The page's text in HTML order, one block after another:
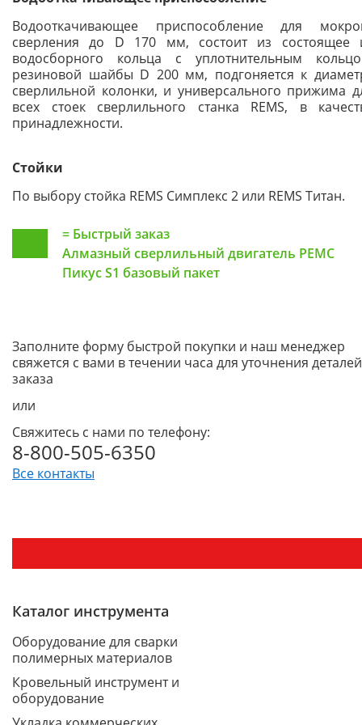
Водооткачивающее приспособление для
сверления до D 170 мм, состоит из состоящее
водосборного кольца с уплотнительным
резиновой шайбы D 200 мм, подгоняется к
сверлильной колонки, и универсального прижима
всех стоек сверлильного станка REMS, в
принадлежности.
Стойки
По выбору стойка REMS Симплекс 2 или REMS Титан.
= Быстрый заказ
Алмазный сверлильный двигатель РЕМС
Пикус S1 базовый пакет
Заполните форму быстрой покупки и наш менеджер
свяжется с вами в течении часа для уточнения деталей
заказа
или
Свяжитесь с нами по телефону:
8-800-505-6350
Все контакты
Каталог инструмента
Оборудование для сварки
полимерных материалов
Кровельный инструмент и
оборудование